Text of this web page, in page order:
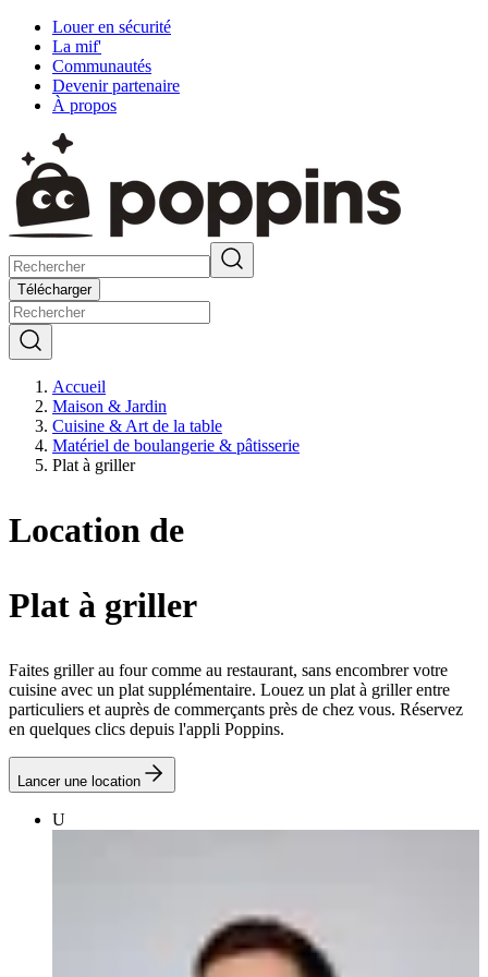
Louer en sécurité
La mif'
Communautés
Devenir partenaire
À propos
Télécharger
Accueil
Maison & Jardin
Cuisine & Art de la table
Matériel de boulangerie & pâtisserie
Plat à griller
Location de
Plat à griller
Faites griller au four comme au restaurant, sans encombrer votre
cuisine avec un plat supplémentaire. Louez un plat à griller entre
particuliers et auprès de commerçants près de chez vous. Réservez
en quelques clics depuis l'appli Poppins.
Lancer une location
U